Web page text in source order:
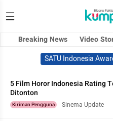
Breaking News Video
SATU Indonesia
5 Film Horor Indonesia Rating
Ditonton
Kiriman Pengguna Sinema Update